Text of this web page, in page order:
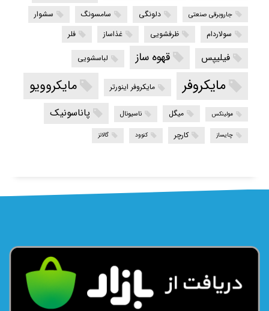
جاروبرقی صنعتی دلونگی سامسونگ
سشوار
سولاردام
ظرفشویی غذاساز فلر
فیلیپس قهوه ساز لباسشویی
مایکروفر مایکروفر اینورتر مایکروویو
مولینکس میگل ناسیونال پاناسونیک
چایساز کارچر کنوود گالانز